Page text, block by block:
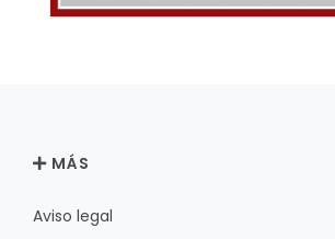
MÁS
Aviso legal